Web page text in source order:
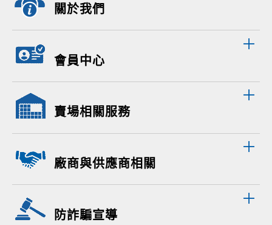
關於我們
會員中心
賣場相關服務
廠商與供應商相關
防詐騙宣導